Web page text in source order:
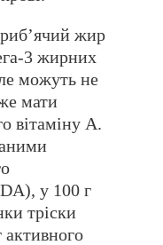
жир
3 жирних
можуть не
мати
вітаміну А.
у 100 г
тріски